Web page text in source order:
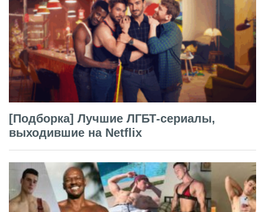
[Подборка] Лучшие ЛГБТ-сериалы,
выходившие на Netflix